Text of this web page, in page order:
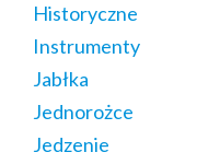
Historyczne
Instrumenty
Jabłka
Jednorożce
Jedzenie